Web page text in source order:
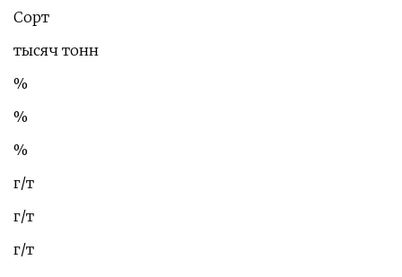
Сорт
тысяч тонн
%
%
%
г/т
г/т
г/т